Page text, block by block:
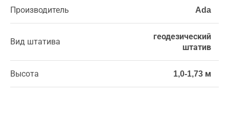
Производитель Ada
Вид штатива
геодезический
штатив
Высота 1,0-1,73 м